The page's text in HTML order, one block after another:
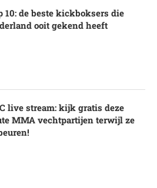
10: de beste kickboksers die
ooit gekend heeft
live stream: kijk gratis deze
MMA vechtpartijen terwijl ze